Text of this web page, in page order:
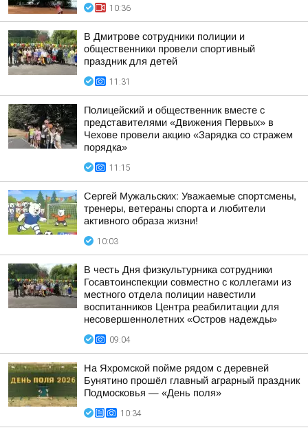
10:36
В Дмитрове сотрудники полиции и
общественники провели спортивный
праздник для детей
11:31
Полицейский и общественник вместе с
представителями «Движения Первых» в
Чехове провели акцию «Зарядка со стражем
порядка»
11:15
Сергей Мужальских: Уважаемые спортсмены,
тренеры, ветераны спорта и любители
активного образа жизни!
10:03
В честь Дня физкультурника сотрудники
Госавтоинспекции совместно с коллегами из
местного отдела полиции навестили
воспитанников Центра реабилитации для
несовершеннолетних «Остров надежды»
09:04
На Яхромской пойме рядом с деревней
Бунятино прошёл главный аграрный праздник
Подмосковья — «День поля»
10:34